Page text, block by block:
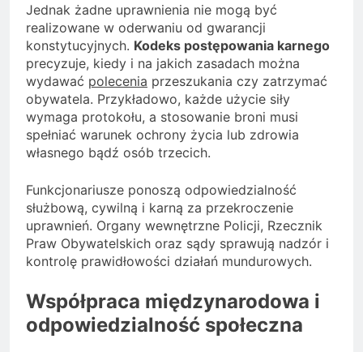
Jednak żadne uprawnienia nie mogą być
realizowane w oderwaniu od gwarancji
konstytucyjnych. Kodeks postępowania karnego
precyzuje, kiedy i na jakich zasadach można
wydawać polecenia przeszukania czy zatrzymać
obywatela. Przykładowo, każde użycie siły
wymaga protokołu, a stosowanie broni musi
spełniać warunek ochrony życia lub zdrowia
własnego bądź osób trzecich.
Funkcjonariusze ponoszą odpowiedzialność
służbową, cywilną i karną za przekroczenie
uprawnień. Organy wewnętrzne Policji, Rzecznik
Praw Obywatelskich oraz sądy sprawują nadzór i
kontrolę prawidłowości działań mundurowych.
Współpraca międzynarodowa i
odpowiedzialność społeczna